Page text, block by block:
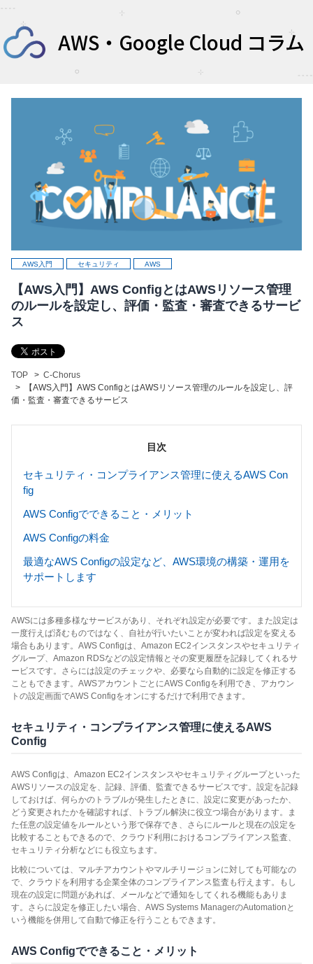
AWS・Google Cloud コラム
AWS入門 セキュリティ AWS
【AWS入門】AWS ConfigとはAWSリソース管理
のルールを設定し、評価・監査・審査できるサービ
ス
TOP
C-Chorus
【AWS入門】AWS ConfigとはAWSリソース管理のルールを設定し、評
価・監査・審査できるサービス
目次
セキュリティ・コンプライアンス管理に使えるAWS Con
fig
AWS Configでできること・メリット
AWS Configの料金
最適なAWS Configの設定など、AWS環境の構築・運用を
サポートします
AWSには多種多様なサービスがあり、それぞれ設定が必要です。また設定は
一度行えば済むものではなく、自社が行いたいことが変われば設定を変える
場合もあります。AWS Configは、Amazon EC2インスタンスやセキュリティ
グループ、Amazon RDSなどの設定情報とその変更履歴を記録してくれるサ
ービスです。さらには設定のチェックや、必要なら自動的に設定を修正する
こともできます。AWSアカウントごとにAWS Configを利用でき、アカウン
トの設定画面でAWS Configをオンにするだけで利用できます。
セキュリティ・コンプライアンス管理に使えるAWS
Config
AWS Configは、Amazon EC2インスタンスやセキュリティグループといった
AWSリソースの設定を、記録、評価、監査できるサービスです。設定を記録
しておけば、何らかのトラブルが発生したときに、設定に変更があったか、
どう変更されたかを確認すれば、トラブル解決に役立つ場合があります。ま
た任意の設定値をルールという形で保存でき、さらにルールと現在の設定を
比較することもできるので、クラウド利用におけるコンプライアンス監査、
セキュリティ分析などにも役立ちます。
比較については、マルチアカウントやマルチリージョンに対しても可能なの
で、クラウドを利用する企業全体のコンプライアンス監査も行えます。もし
現在の設定に問題があれば、メールなどで通知をしてくれる機能もありま
す。さらに設定を修正したい場合、AWS Systems ManagerのAutomationと
いう機能を併用して自動で修正を行うこともできます。
AWS Configでできること・メリット